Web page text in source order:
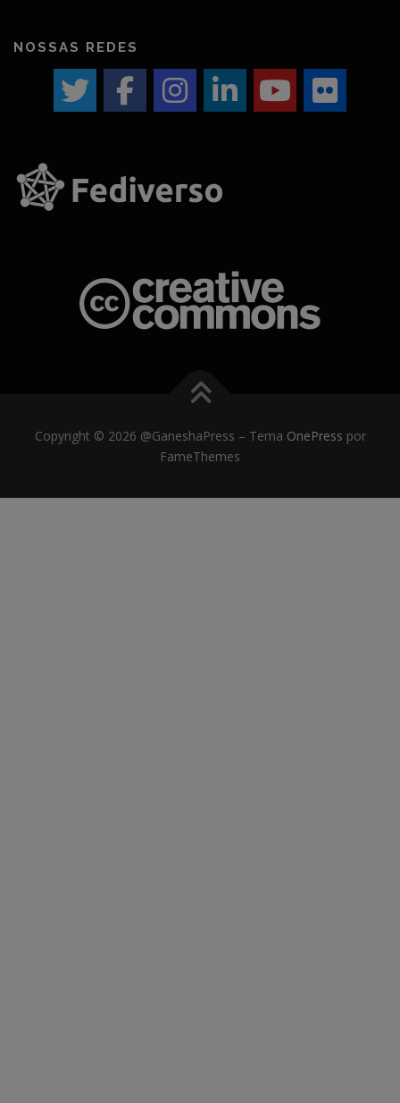
NOSSAS REDES
Copyright © 2026 @GaneshaPress – Tema OnePress por
FameThemes